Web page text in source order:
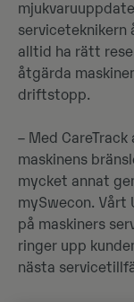
serviceteknikern
alltid ha rätt
åtgärda
driftstopp.
– Med
maskinens
mycket annat
mySwecon. Vårt
på maskiners
ringer upp
nästa